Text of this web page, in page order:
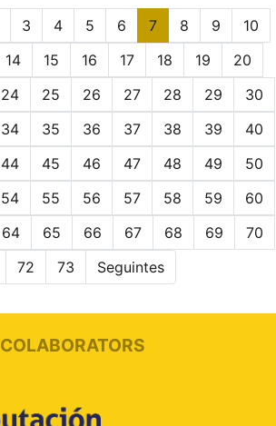
3 4 5 6 7 8 9
10
14 15 16 17 18 19
20
24 25 26 27 28 29
30
34 35 36 37 38 39
40
44 45 46 47 48 49
50
54 55 56 57 58 59
60
64 65 66 67 68 69
70
72 73 Seguintes
COLABORATORS